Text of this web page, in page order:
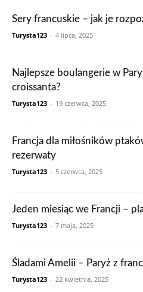
Sery francuskie – jak je
Turysta123 - 4 lipca, 2025
Najlepsze boulangerie w
croissanta?
Turysta123 - 19 czerwca, 2025
Francja dla miłośników
rezerwaty
Turysta123 - 5 czerwca, 2025
Jeden miesiąc we Francji –
Turysta123 - 7 maja, 2025
Śladami Amelii – Paryż z
Turysta123 - 22 kwietnia, 2025